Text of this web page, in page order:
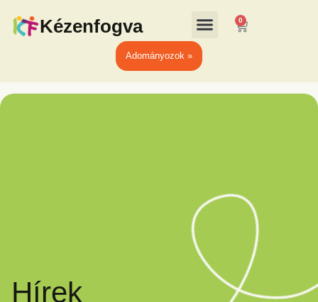
Kézenfogva 0
Adományozok »
Hírek